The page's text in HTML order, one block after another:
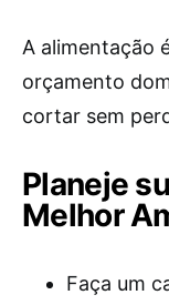
A alimentação
orçamento
cortar sem
Planeje
Melhor
Faça um